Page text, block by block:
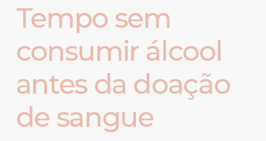
Tempo sem
consumir álcool
antes da doação
de sangue